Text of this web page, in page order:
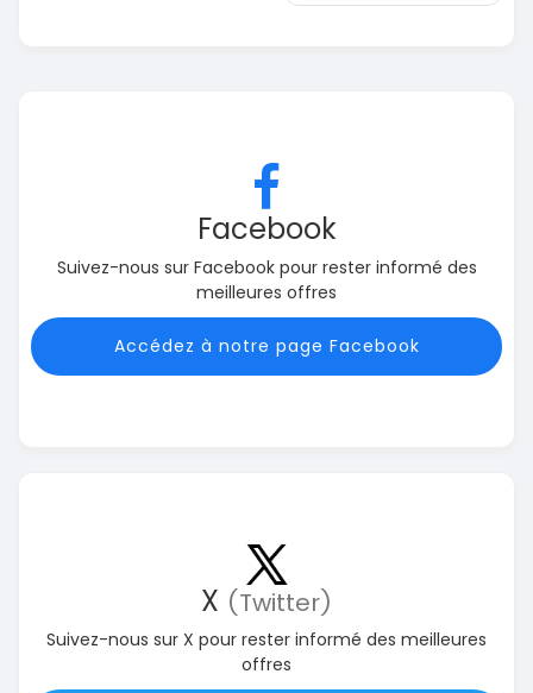
Facebook
Suivez-nous sur Facebook pour rester informé des
meilleures offres
Accédez à notre page Facebook
X (Twitter)
Suivez-nous sur X pour rester informé des meilleures
offres